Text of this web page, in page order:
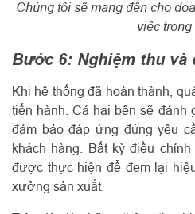
Chúng tôi sẽ mang đến cho
việc trong
Bước 6: Nghiệm thu và
Khi hệ thống đã hoàn thành,
tiến hành. Cả hai bên sẽ đánh
đảm bảo đáp ứng đúng yêu
khách hàng. Bất kỳ điều
được thực hiện để đem lại
xưởng sản xuất.